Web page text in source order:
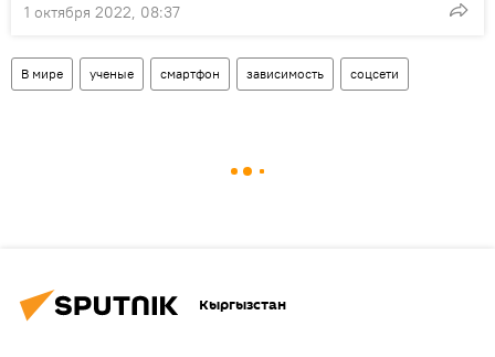
1 октября 2022, 08:37
В мире ученые смартфон зависимость соцсети
Кыргызстан